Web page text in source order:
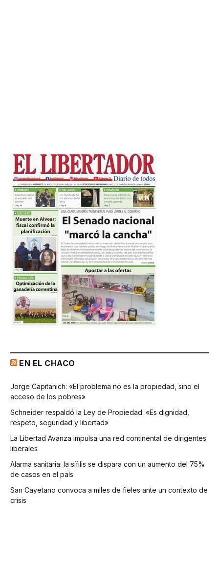
EN EL CHACO
Jorge Capitanich: «El problema no es la propiedad, sino el
acceso de los pobres»
Schneider respaldó la Ley de Propiedad: «Es dignidad,
respeto, seguridad y libertad»
La Libertad Avanza impulsa una red continental de dirigentes
liberales
Alarma sanitaria: la sífilis se dispara con un aumento del 75%
de casos en el país
San Cayetano convoca a miles de fieles ante un contexto de
crisis